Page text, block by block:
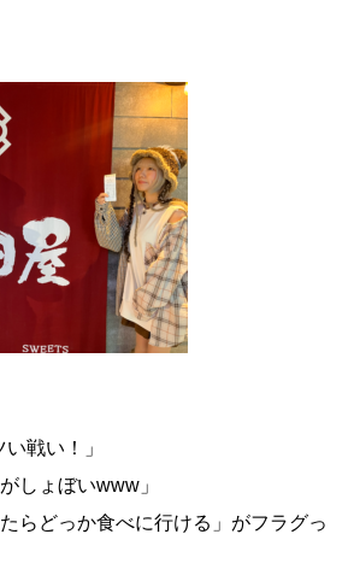
戦い！」
しょぼいwww」
らどっか食べに行ける」がフラグっ